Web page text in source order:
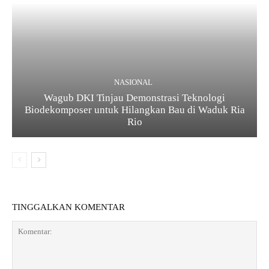
NASIONAL
Wagub DKI Tinjau Demonstrasi Teknologi
Biodekomposer untuk Hilangkan Bau di Waduk Ria
Rio
TINGGALKAN KOMENTAR